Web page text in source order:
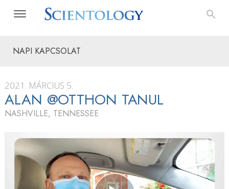
NAPI KAPCSOLAT
2021. MÁRCIUS 5.
ALAN @OTTHON TANUL
NASHVILLE, TENNESSEE